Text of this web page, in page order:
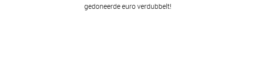
gedoneerde euro verdubbelt!